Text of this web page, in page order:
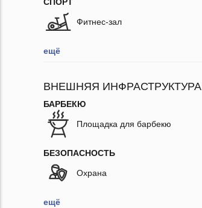
Фитнес-зал
ещё
ВНЕШНЯЯ ИНФРАСТРУКТУРА
БАРБЕКЮ
Площадка для барбекю
БЕЗОПАСНОСТЬ
Охрана
ещё